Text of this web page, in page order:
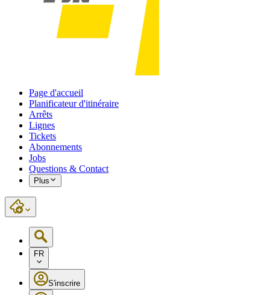
Page d'accueil
Planificateur d'itinéraire
Arrêts
Lignes
Tickets
Abonnements
Jobs
Questions & Contact
Plus
FR
S'inscrire